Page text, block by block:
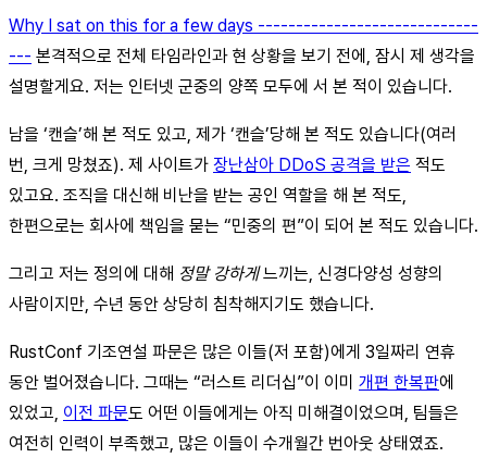
Why I sat on this for a few days -----------------------------
--- 본격적으로 전체 타임라인과 현 상황을 보기 전에, 잠시 제 생각을
설명할게요. 저는 인터넷 군중의 양쪽 모두에 서 본 적이 있습니다.
남을 ‘캔슬’해 본 적도 있고, 제가 ‘캔슬’당해 본 적도 있습니다(여러
번, 크게 망쳤죠). 제 사이트가 장난삼아 DDoS 공격을 받은 적도
있고요. 조직을 대신해 비난을 받는 공인 역할을 해 본 적도,
한편으로는 회사에 책임을 묻는 “민중의 편”이 되어 본 적도 있습니다.
그리고 저는 정의에 대해 정말 강하게느끼는, 신경다양성 성향의
사람이지만, 수년 동안 상당히 침착해지기도 했습니다.
RustConf 기조연설 파문은 많은 이들(저 포함)에게 3일짜리 연휴
동안 벌어졌습니다. 그때는 “러스트 리더십”이 이미 개편 한복판에
있었고, 이전 파문도 어떤 이들에게는 아직 미해결이었으며, 팀들은
여전히 인력이 부족했고, 많은 이들이 수개월간 번아웃 상태였죠.